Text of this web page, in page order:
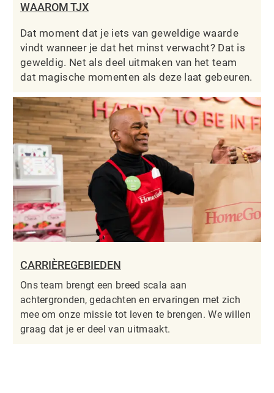
WAAROM TJX
Dat moment dat je iets van geweldige waarde
vindt wanneer je dat het minst verwacht? Dat is
geweldig. Net als deel uitmaken van het team
dat magische momenten als deze laat gebeuren.
CARRIÈREGEBIEDEN
Ons team brengt een breed scala aan
achtergronden, gedachten en ervaringen met zich
mee om onze missie tot leven te brengen. We willen
graag dat je er deel van uitmaakt.